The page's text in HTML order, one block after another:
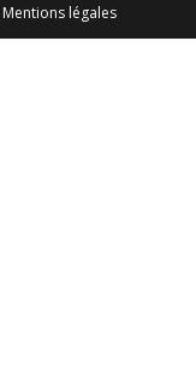
Mentions légales